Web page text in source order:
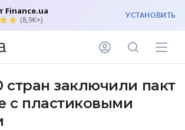
Finance.ua
(8,9K+) УСТАНОВИТЬ
стран заключили пакт
с пластиковыми